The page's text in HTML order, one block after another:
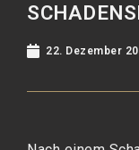
22. Dezember